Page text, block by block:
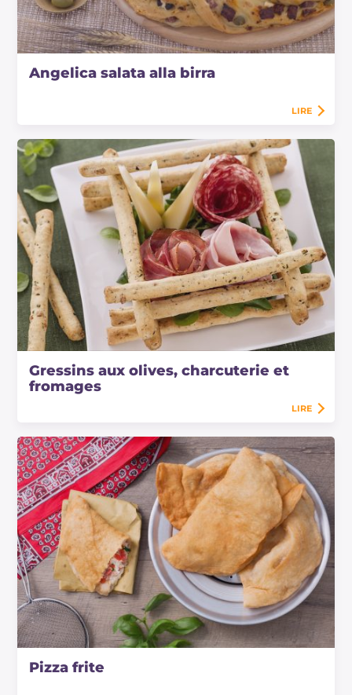
Angelica salata alla birra
LIRE
Gressins aux olives, charcuterie et
fromages
LIRE
Pizza frite